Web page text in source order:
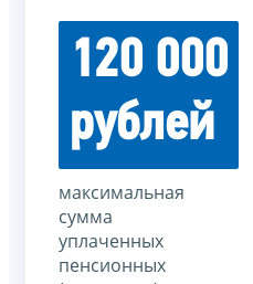
120 000
рублей
максимальная
сумма
уплаченных
пенсионных